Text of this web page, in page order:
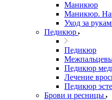
Маникюр
Маникюр.
Уход за
Педикюр
Педикюр
Педикюр
Лечение
Педикюр
Брови и ресницы